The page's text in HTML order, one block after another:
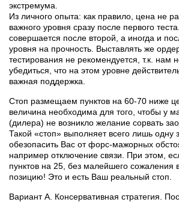
экстремума.
Из личного опыта: как правило, цена не
важного уровня сразу после первого
совершается после второй, а иногда и
уровня на прочность. Выставлять же
тестирования не рекомендуется, т.к. нам
убедиться, что на этом уровне
важная поддержка.
Стоп размещаем пунктов на 60-70 ниже
величина необходима для того, чтобы у
(дилера) не возникло желание сорвать
Такой «стоп» выполняет всего лишь одну
обезопасить Вас от форс-мажорных
например отключение связи. При этом,
пунктов на 25, без малейшего сожаления
позицию! Это и есть Ваш реальный стоп.
Вариант А. Консервативная стратегия.